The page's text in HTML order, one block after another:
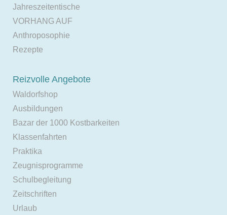
Jahreszeitentische
VORHANG AUF
Anthroposophie
Rezepte
Reizvolle Angebote
Waldorfshop
Ausbildungen
Bazar der 1000 Kostbarkeiten
Klassenfahrten
Praktika
Zeugnisprogramme
Schulbegleitung
Zeitschriften
Urlaub